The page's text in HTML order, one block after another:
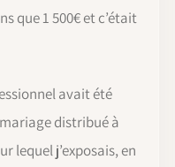
que 1 500€ et c’était
avait été
distribué à
lequel j’exposais, en